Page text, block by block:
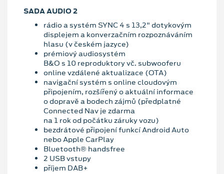
SADA AUDIO 2
rádio a systém SYNC 4 s 13,2" dotykovým
displejem a konverzačním rozpoznáváním
hlasu (v českém jazyce)
prémiový audiosystém
B&O s 10 reproduktory vč. subwooferu
online vzdálené aktualizace (OTA)
navigační systém s online cloudovým
připojením, rozšířený o aktuální informace
o dopravě a bodech zájmů (předplatné
Connected Nav je zdarma
na 1 rok od počátku záruky vozu)
bezdrátové připojení funkcí Android Auto
nebo Apple CarPlay
Bluetooth® handsfree
2 USB vstupy
příjem DAB+